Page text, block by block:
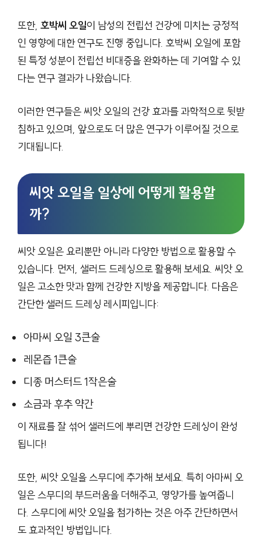
또한, 호박씨 오일이 남성의 전립선 건강에 미치는 긍정적
인 영향에 대한 연구도 진행 중입니다. 호박씨 오일에 포함
된 특정 성분이 전립선 비대증을 완화하는 데 기여할 수 있
다는 연구 결과가 나왔습니다.
이러한 연구들은 씨앗 오일의 건강 효과를 과학적으로 뒷받
침하고 있으며, 앞으로도 더 많은 연구가 이루어질 것으로
기대됩니다.
씨앗 오일을 일상에 어떻게 활용할
까?
씨앗 오일은 요리뿐만 아니라 다양한 방법으로 활용할 수
있습니다. 먼저, 샐러드 드레싱으로 활용해 보세요. 씨앗 오
일은 고소한 맛과 함께 건강한 지방을 제공합니다. 다음은
간단한 샐러드 드레싱 레시피입니다:
아마씨 오일 3큰술
레몬즙 1큰술
디종 머스터드 1작은술
소금과 후추 약간
이 재료를 잘 섞어 샐러드에 뿌리면 건강한 드레싱이 완성
됩니다!
또한, 씨앗 오일을 스무디에 추가해 보세요. 특히 아마씨 오
일은 스무디의 부드러움을 더해주고, 영양가를 높여줍니
다. 스무디에 씨앗 오일을 첨가하는 것은 아주 간단하면서
도 효과적인 방법입니다.